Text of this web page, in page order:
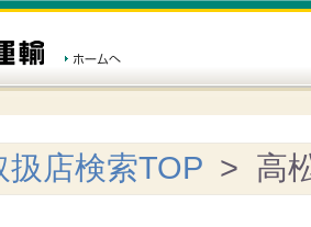
扱店検索TOP > 高